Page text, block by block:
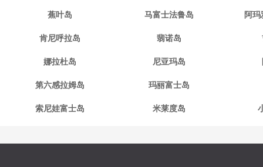
蕉叶岛 马富士法鲁岛 阿
肯尼呼拉岛 翡诺岛
娜拉杜岛 尼亚玛岛
第六感拉姆岛 玛丽富士岛
索尼娃富士岛 米莱度岛